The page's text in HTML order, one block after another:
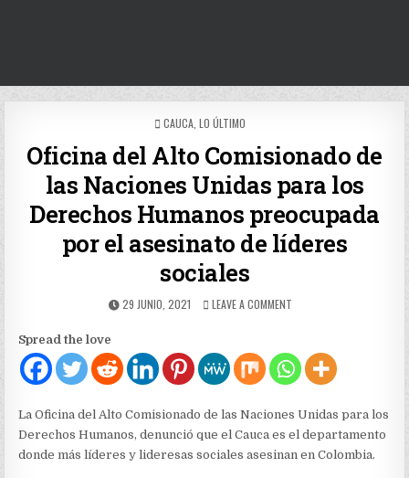
POSTED
CAUCA LO ÚLTIMO
Oficina del Alto Comisionado de
las Naciones Unidas para los
Derechos Humanos preocupada
por el asesinato de líderes
sociales
PUBLISHED
29 JUNIO, 2021 LEAVE A COMMENTON
COMISIONADO
DE
NACIONES
UNIDAS
PARA
LOS
Spread the love
La Oficina del Alto Comisionado de las Naciones Unidas para los
Derechos Humanos, denunció que el Cauca es el departamento
donde más líderes y lideresas sociales asesinan en Colombia.